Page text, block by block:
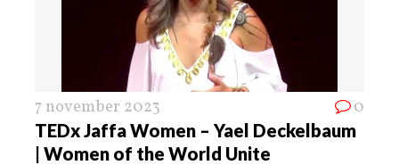
7 november 2023 0
TEDx Jaffa Women – Yael Deckelbaum
| Women of the World Unite